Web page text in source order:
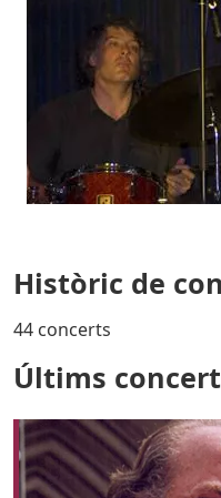
Històric de
44 concerts
Últims